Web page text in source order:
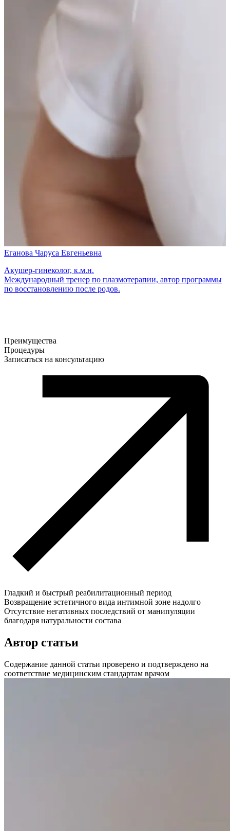
Еганова Чаруса Евгеньевна
Акушер-гинеколог, к.м.н.
Международный тренер по плазмотерапии, автор программы
по восстановлению после родов.
Преимущества
Процедуры
Записаться на консультацию
Гладкий и быстрый реабилитационный период
Возвращение эстетичного вида интимной зоне надолго
Отсутствие негативных последствий от манипуляции
благодаря натуральности состава
Автор статьи
Содержание данной статьи проверено и подтверждено на
соответствие медицинским стандартам врачом